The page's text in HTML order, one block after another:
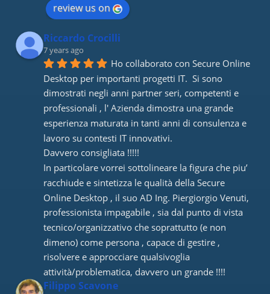
review us on
Riccardo Crocilli
7 years ago
Ho collaborato con Secure Online
Desktop per importanti progetti IT.  Si sono
dimostrati negli anni partner seri, competenti e
professionali , l' Azienda dimostra una grande
esperienza maturata in tanti anni di consulenza e
lavoro su contesti IT innovativi.
Davvero consigliata !!!!!
In particolare vorrei sottolineare la figura che piu’
racchiude e sintetizza le qualità della Secure
Online Desktop , il suo AD Ing. Piergiorgio Venuti,
professionista impagabile , sia dal punto di vista
tecnico/organizzativo che soprattutto (e non
dimeno) come persona , capace di gestire ,
risolvere e approcciare qualsivoglia
attività/problematica, davvero un grande !!!!
Filippo Scavone